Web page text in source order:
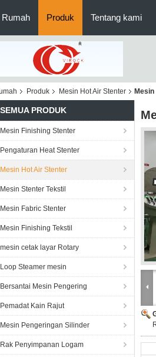
Rumah Produk Tentang kami
Produk Mesin Hot Air Stenter
SEMUA PRODUK
Mesin Finishing Stenter
Pengaturan Heat Stenter
Mesin Hot Air Stenter
Mesin Stenter Tekstil
Mesin Fabric Stenter
Mesin Finishing Tekstil
mesin cetak layar Rotary
Loop Steamer mesin
Bersantai Mesin Pengering
Pemadat Kain Rajut
Mesin Pengeringan Silinder
Rak Penyimpanan Logam